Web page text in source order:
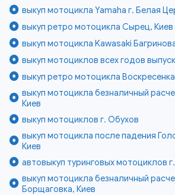
выкуп мотоцикла Yamaha г. Белая
выкуп ретро мотоцикла Сырец, Киев
выкуп мотоцикла Kawasaki
выкуп мотоциклов всех годов
выкуп ретро мотоцикла
выкуп мотоцикла безналичный
Киев
выкуп мотоциклов г. Обухов
выкуп мотоцикла после падения
Киев
автовыкуп туринговых мотоциклов
выкуп мотоцикла безналичный
Борщаговка, Киев